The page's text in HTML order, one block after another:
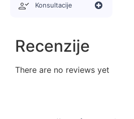
Konsultacije
Recenzije
There are no reviews yet